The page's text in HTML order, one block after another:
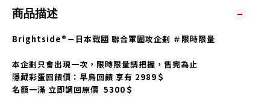
商品描述
Brightside®－日本戰國 聯合軍圍攻企劃 ＃限時限量
本企劃只會出現一次，限時限量請把握，售完為止
隱藏彩蛋回饋價：早鳥回饋 享有 2989＄
名額一滿 立即調回原價 5300＄